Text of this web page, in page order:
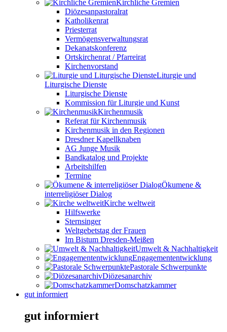
Kirchliche Gremien
Diözesanpastoralrat
Katholikenrat
Priesterrat
Vermögensverwaltungsrat
Dekanatskonferenz
Ortskirchenrat / Pfarreirat
Kirchenvorstand
Liturgie und
Liturgische Dienste
Liturgische Dienste
Kommission für Liturgie und Kunst
Kirchenmusik
Referat für Kirchenmusik
Kirchenmusik in den Regionen
Dresdner Kapellknaben
AG Junge Musik
Bandkatalog und Projekte
Arbeitshilfen
Termine
Ökumene &
interreligiöser Dialog
Kirche weltweit
Hilfswerke
Sternsinger
Weltgebetstag der Frauen
Im Bistum Dresden-Meißen
Umwelt & Nachhaltigkeit
Engagemententwicklung
Pastorale Schwerpunkte
Diözesanarchiv
Domschatzkammer
gut informiert
gut informiert